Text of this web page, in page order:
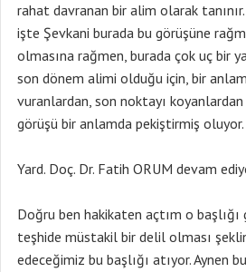
rahat davranan bir alim olarak
işte Şevkani burada bu görüşüne
olmasına rağmen, burada çok uç bir
son dönem alimi olduğu için, bir
vuranlardan, son noktayı
görüşü bir anlamda pekiştirmiş oluyor.
Yard. Doç. Dr. Fatih ORUM devam
Doğru ben hakikaten açtım o başlığı
teşhide müstakil bir delil olması
edeceğimiz bu başlığı atıyor. Aynen